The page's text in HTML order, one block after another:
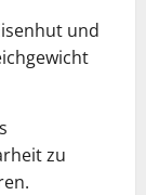
und
zu